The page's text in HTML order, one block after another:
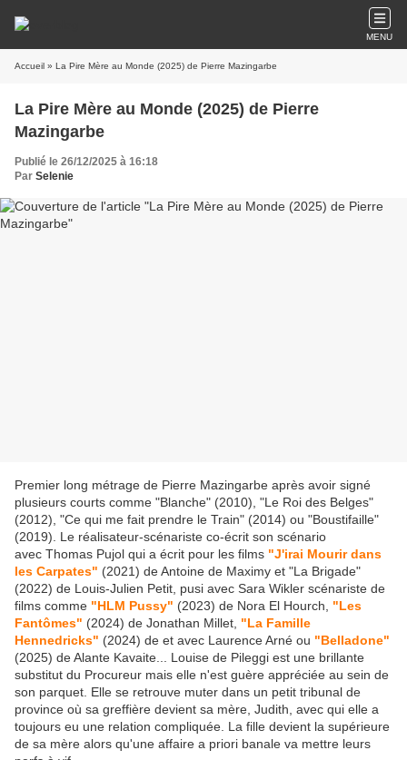
MENU
Accueil » La Pire Mère au Monde (2025) de Pierre Mazingarbe
La Pire Mère au Monde (2025) de Pierre
Mazingarbe
Publié le 26/12/2025 à 16:18
Par Selenie
Premier long métrage de Pierre Mazingarbe après avoir signé
plusieurs courts comme "Blanche" (2010), "Le Roi des Belges"
(2012), "Ce qui me fait prendre le Train" (2014) ou "Boustifaille"
(2019). Le réalisateur-scénariste co-écrit son scénario
avec Thomas Pujol qui a écrit pour les films "J'irai Mourir dans
les Carpates" (2021) de Antoine de Maximy et "La Brigade"
(2022) de Louis-Julien Petit, pusi avec Sara Wikler scénariste de
films comme "HLM Pussy" (2023) de Nora El Hourch,
"Les
Fantômes" (2024) de Jonathan Millet, "La Famille
Hennedricks" (2024) de et avec Laurence Arné ou "Belladone"
(2025) de Alante Kavaite... Louise de Pileggi est une brillante
substitut du Procureur mais elle n'est guère appréciée au sein de
son parquet. Elle se retrouve muter dans un petit tribunal de
province où sa greffière devient sa mère, Judith, avec qui elle a
toujours eu une relation compliquée. La fille devient la supérieure
de sa mère alors qu'une affaire a priori banale va mettre leurs